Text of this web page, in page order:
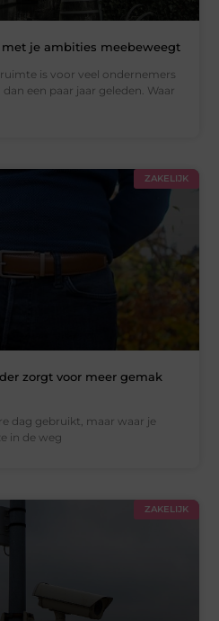
je ambities meebeweegt
is voor veel ondernemers
een paar jaar geleden. Waar
ZAKELIJK
zorgt voor meer gemak
dag gebruikt, maar waar je
in de weg
ZAKELIJK